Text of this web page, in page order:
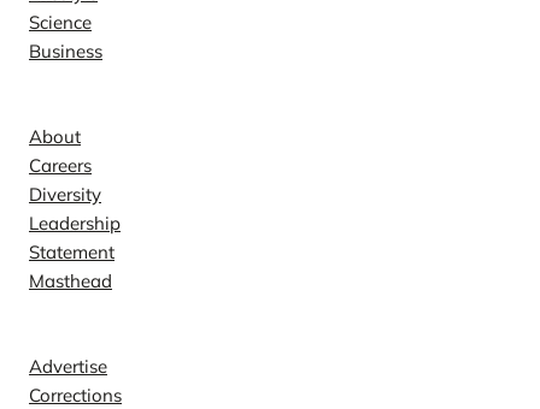
Science
Business
About
Careers
Diversity
Leadership
Statement
Masthead
Advertise
Corrections